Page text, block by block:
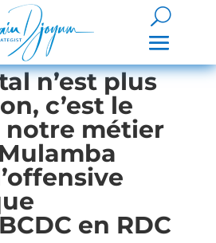
n’est plus
c’est le
métier
en RDC